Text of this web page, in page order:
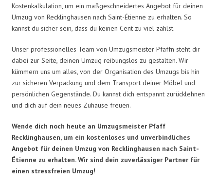
Kostenkalkulation, um ein maßgeschneidertes Angebot für deinen
Umzug von Recklinghausen nach Saint-Étienne zu erhalten. So
kannst du sicher sein, dass du keinen Cent zu viel zahlst.
Unser professionelles Team von Umzugsmeister Pfaffn steht dir
dabei zur Seite, deinen Umzug reibungslos zu gestalten. Wir
kümmern uns um alles, von der Organisation des Umzugs bis hin
zur sicheren Verpackung und dem Transport deiner Möbel und
persönlichen Gegenstände. Du kannst dich entspannt zurücklehnen
und dich auf dein neues Zuhause freuen.
Wende dich noch heute an Umzugsmeister Pfaff
Recklinghausen, um ein kostenloses und unverbindliches
Angebot für deinen Umzug von Recklinghausen nach Saint-
Étienne zu erhalten. Wir sind dein zuverlässiger Partner für
einen stressfreien Umzug!